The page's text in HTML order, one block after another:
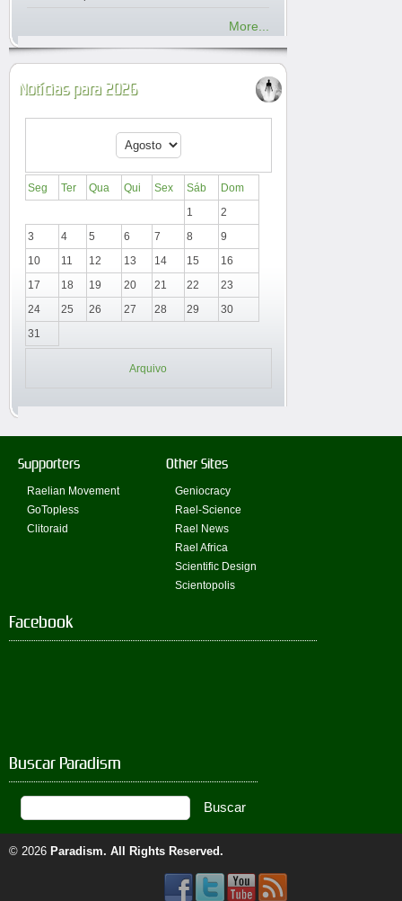
More...
Notícias para 2026
Seg Ter Qua Qui Sex Sáb
Dom
1
2
3
4 5 6 7 8
9
10
11 12 13 14 15
16
17
18 19 20 21 22
23
24
25 26 27 28 29
30
31
Arquivo
Supporters
Raelian Movement
GoTopless
Clitoraid
Other Sites
Geniocracy
Rael-Science
Rael News
Rael Africa
Scientific Design
Scientopolis
Facebook
Buscar Paradism
© 2026 Paradism. All Rights Reserved.